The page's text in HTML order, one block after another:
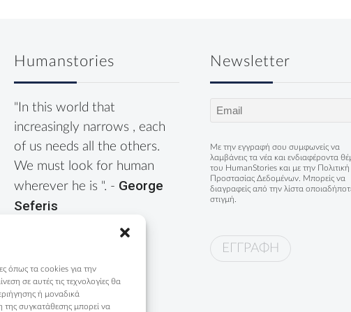
όπως τα cookies για την
σε αυτές τις τεχνολογίες θα
ή μοναδικά
συγκατάθεσης μπορεί να
Humanstories
"In this world that
increasingly narrows , each
of us needs all the others.
We must look for human
wherever he is ". - George
Seferis
Newsletter
Email
Με την εγγραφή σου συμφωνείς να
λαμβάνεις τα νέα και ενδιαφέροντα
του HumanStories και με την
Πολιτική
Προστασίας Δεδομένων. Μπορείς να
διαγραφείς από την λίστα
στιγμή.